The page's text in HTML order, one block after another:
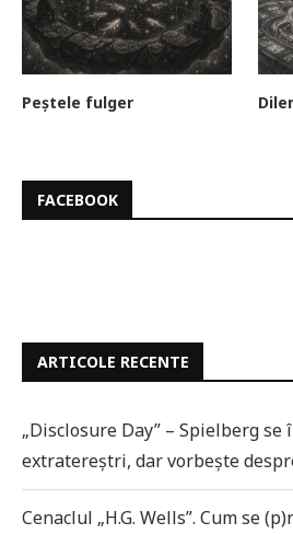
Peștele fulger
FACEBOOK
ARTICOLE RECENTE
„Disclosure Day” – Spielberg se
extratereștri, dar vorbește
Cenaclul „H.G. Wells”. Cum se